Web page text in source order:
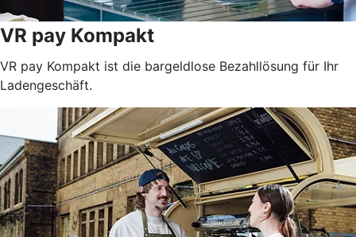
VR pay Kompakt
VR pay Kompakt ist die bargeldlose Bezahllösung für Ihr
Ladengeschäft.